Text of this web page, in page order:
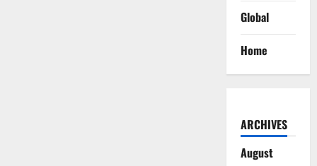
Global
Home
ARCHIVES
August